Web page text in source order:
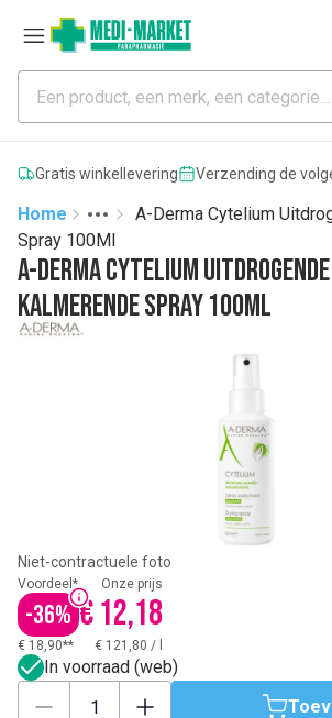
Gratis winkellevering Verzending de
Home
More
Toggle menu
A-Derma Cytelium
Spray 100Ml
A-Derma Cytelium Uitdrogende
Kalmerende Spray 100Ml
Niet-contractuele foto
Voordeel*
-36%
Onze prijs
€ 12,18
€ 18,90** € 121,80 /
In voorraad (web)